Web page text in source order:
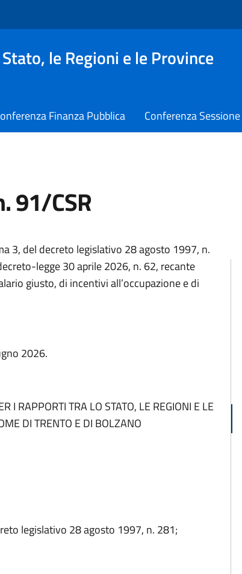
le Regioni e le Province
Finanza Pubblica Conferenza
91/CSR
3, del decreto legislativo 28 agosto 1997, n.
legge 30 aprile 2026, n. 62, recante
giusto, di incentivi all’occupazione e di
2026.
I RAPPORTI TRA LO STATO, LE REGIONI E LE
DI TRENTO E DI BOLZANO
legislativo 28 agosto 1997, n. 281;